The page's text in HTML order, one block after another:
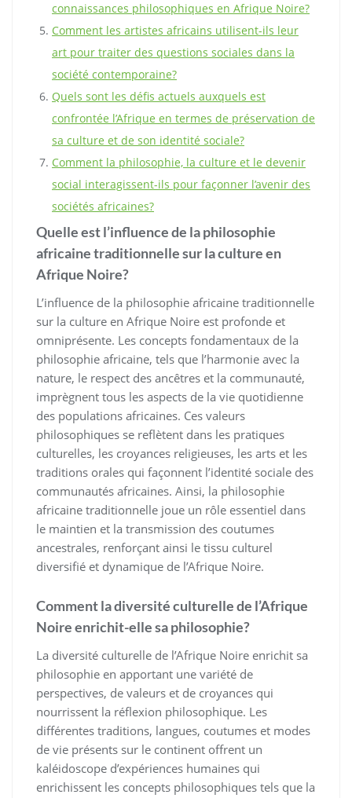
connaissances philosophiques en Afrique Noire?
Comment les artistes africains utilisent-ils leur
art pour traiter des questions sociales dans la
société contemporaine?
Quels sont les défis actuels auxquels est
confrontée l’Afrique en termes de préservation de
sa culture et de son identité sociale?
Comment la philosophie, la culture et le devenir
social interagissent-ils pour façonner l’avenir des
sociétés africaines?
Quelle est l’influence de la philosophie
africaine traditionnelle sur la culture en
Afrique Noire?
L’influence de la philosophie africaine traditionnelle
sur la culture en Afrique Noire est profonde et
omniprésente. Les concepts fondamentaux de la
philosophie africaine, tels que l’harmonie avec la
nature, le respect des ancêtres et la communauté,
imprègnent tous les aspects de la vie quotidienne
des populations africaines. Ces valeurs
philosophiques se reflètent dans les pratiques
culturelles, les croyances religieuses, les arts et les
traditions orales qui façonnent l’identité sociale des
communautés africaines. Ainsi, la philosophie
africaine traditionnelle joue un rôle essentiel dans
le maintien et la transmission des coutumes
ancestrales, renforçant ainsi le tissu culturel
diversifié et dynamique de l’Afrique Noire.
Comment la diversité culturelle de l’Afrique
Noire enrichit-elle sa philosophie?
La diversité culturelle de l’Afrique Noire enrichit sa
philosophie en apportant une variété de
perspectives, de valeurs et de croyances qui
nourrissent la réflexion philosophique. Les
différentes traditions, langues, coutumes et modes
de vie présents sur le continent offrent un
kaléidoscope d’expériences humaines qui
enrichissent les concepts philosophiques tels que la